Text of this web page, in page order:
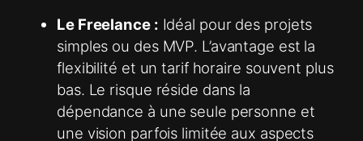
Le Freelance : Idéal pour des projets
simples ou des MVP. L’avantage est la
flexibilité et un tarif horaire souvent plus
bas. Le risque réside dans la
dépendance à une seule personne et
une vision parfois limitée aux aspects